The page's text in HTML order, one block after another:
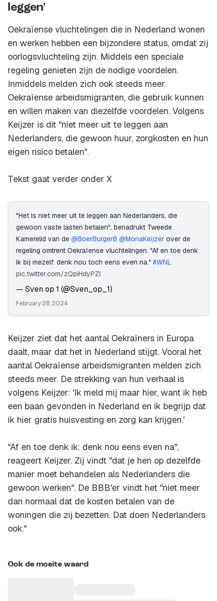
leggen'
Oekraïense vluchtelingen die in Nederland wonen
en werken hebben een bijzondere status, omdat zij
oorlogsvluchteling zijn. Middels een speciale
regeling genieten zijn de nodige voordelen.
Inmiddels melden zich ook steeds meer
Oekraïense arbeidsmigranten, die gebruik kunnen
en willen maken van diezelfde voordelen. Volgens
Keijzer is dit "niet meer uit te leggen aan
Nederlanders, die gewoon huur, zorgkosten en hun
eigen risico betalen".
Tekst gaat verder onder X
"Het is niet meer uit te leggen aan Nederlanders, die
gewoon vaste lasten betalen", benadrukt Tweede
Kamerelid van de @BoerBurgerB @MonaKeijzer over de
regeling omtrent Oekraïense vluchtelingen. "Af en toe denk
ik bij mezelf: denk nou toch eens even na." #WNL
pic.twitter.com/zQpiHdyPZI
— Sven op 1 (@Sven_op_1)
February 28, 2024
Keijzer ziet dat het aantal Oekraïners in Europa
daalt, maar dat het in Nederland stijgt. Vooral het
aantal Oekraïense arbeidsmigranten melden zich
steeds meer. De strekking van hun verhaal is
volgens Keijzer: 'Ik meld mij maar hier, want ik heb
een baan gevonden in Nederland en ik begrijp dat
ik hier gratis huisvesting en zorg kan krijgen.'
"Af en toe denk ik: denk nou eens even na",
reageert Keijzer. Zij vindt "dat je hen op dezelfde
manier moet behandelen als Nederlanders die
gewoon werken". De BBB'er vindt het "niet meer
dan normaal dat de kosten betalen van de
woningen die zij bezetten. Dat doen Nederlanders
ook."
Ook de moeite waard